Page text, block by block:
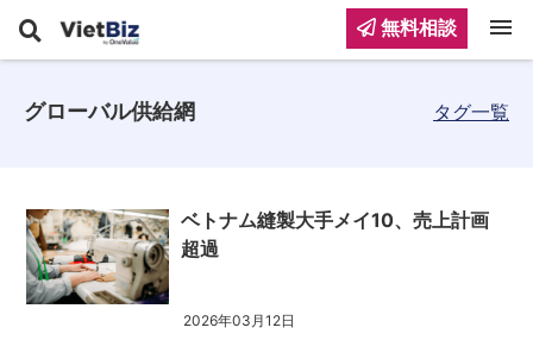
グローバル供給網 タグ一覧
ベトナム縫製大手メイ10、売上計画
超過
2026年03月12日
無料相談 menu